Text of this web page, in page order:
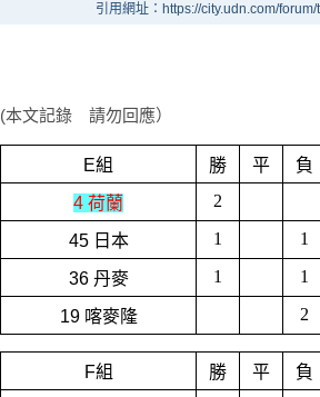
引用網址：https://city.udn.com/
(本文記錄 請勿回應）
E組 勝 平
負
4 荷蘭
2
45 日本 1 1
36 丹麥 1 1
19 喀麥隆 2
F組 勝 平
負